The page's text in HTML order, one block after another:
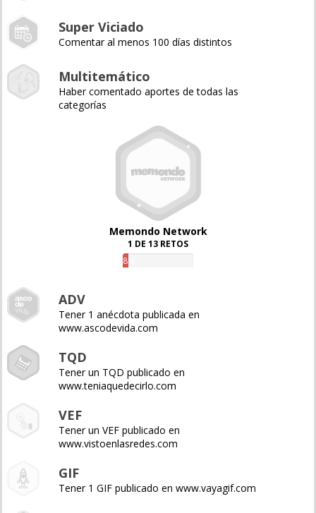
Super Viciado
Comentar al menos 100 días distintos
Multitemático
Haber comentado aportes de todas las
categorías
Memondo Network
1 DE 13 RETOS
8%
ADV
Tener 1 anécdota publicada en
www.ascodevida.com
TQD
Tener un TQD publicado en
www.teniaquedecirlo.com
VEF
Tener un VEF publicado en
www.vistoenlasredes.com
GIF
Tener 1 GIF publicado en www.vayagif.com